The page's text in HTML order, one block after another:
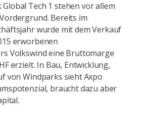
Tech 1 stehen vor allem
Bereits im
wurde mit dem Verkauf
erworbenen
Volkswind eine Bruttomarge
erzielt. In Bau, Entwicklung,
von Windparks sieht Axpo
braucht dazu aber